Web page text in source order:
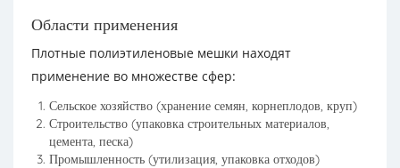
Области применения
Плотные полиэтиленовые мешки находят
применение во множестве сфер:
Сельское хозяйство (хранение семян, корнеплодов, круп)
Строительство (упаковка строительных материалов,
цемента, песка)
Промышленность (утилизация, упаковка отходов)